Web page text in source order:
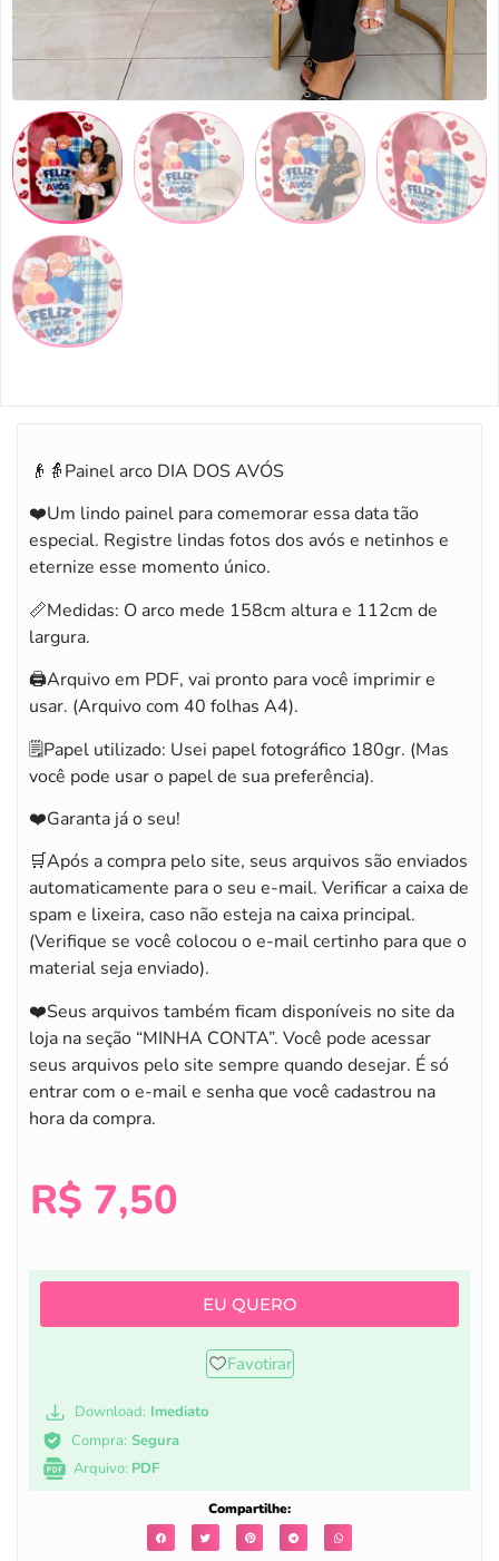
👴👵Painel arco DIA DOS AVÓS
❤️Um lindo painel para comemorar essa data tão
especial. Registre lindas fotos dos avós e netinhos e
eternize esse momento único.
📏Medidas: O arco mede 158cm altura e 112cm de
largura.
🖨️Arquivo em PDF, vai pronto para você imprimir e
usar. (Arquivo com 40 folhas A4).
🗒️Papel utilizado: Usei papel fotográfico 180gr. (Mas
você pode usar o papel de sua preferência).
❤️Garanta já o seu!
🛒Após a compra pelo site, seus arquivos são enviados
automaticamente para o seu e-mail. Verificar a caixa de
spam e lixeira, caso não esteja na caixa principal.
(Verifique se você colocou o e-mail certinho para que o
material seja enviado).
❤️Seus arquivos também ficam disponíveis no site da
loja na seção “MINHA CONTA”. Você pode acessar
seus arquivos pelo site sempre quando desejar. É só
entrar com o e-mail e senha que você cadastrou na
hora da compra.
R$ 7,50
EU QUERO
Favotirar
Download: Imediato
Compra: Segura
Arquivo: PDF
Compartilhe: